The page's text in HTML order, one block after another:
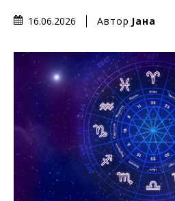
16.06.2026 Автор Јана